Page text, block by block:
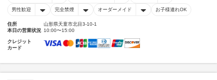
男性歓迎 完全禁煙 オーダーメイド お子様連れOK
住所
山形県天童市北目3-10-1
本日の営業状況 10:00〜15:00
クレジット
カード